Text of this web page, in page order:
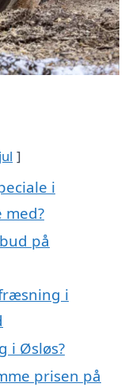
i
på
i
i Øsløs?
prisen på